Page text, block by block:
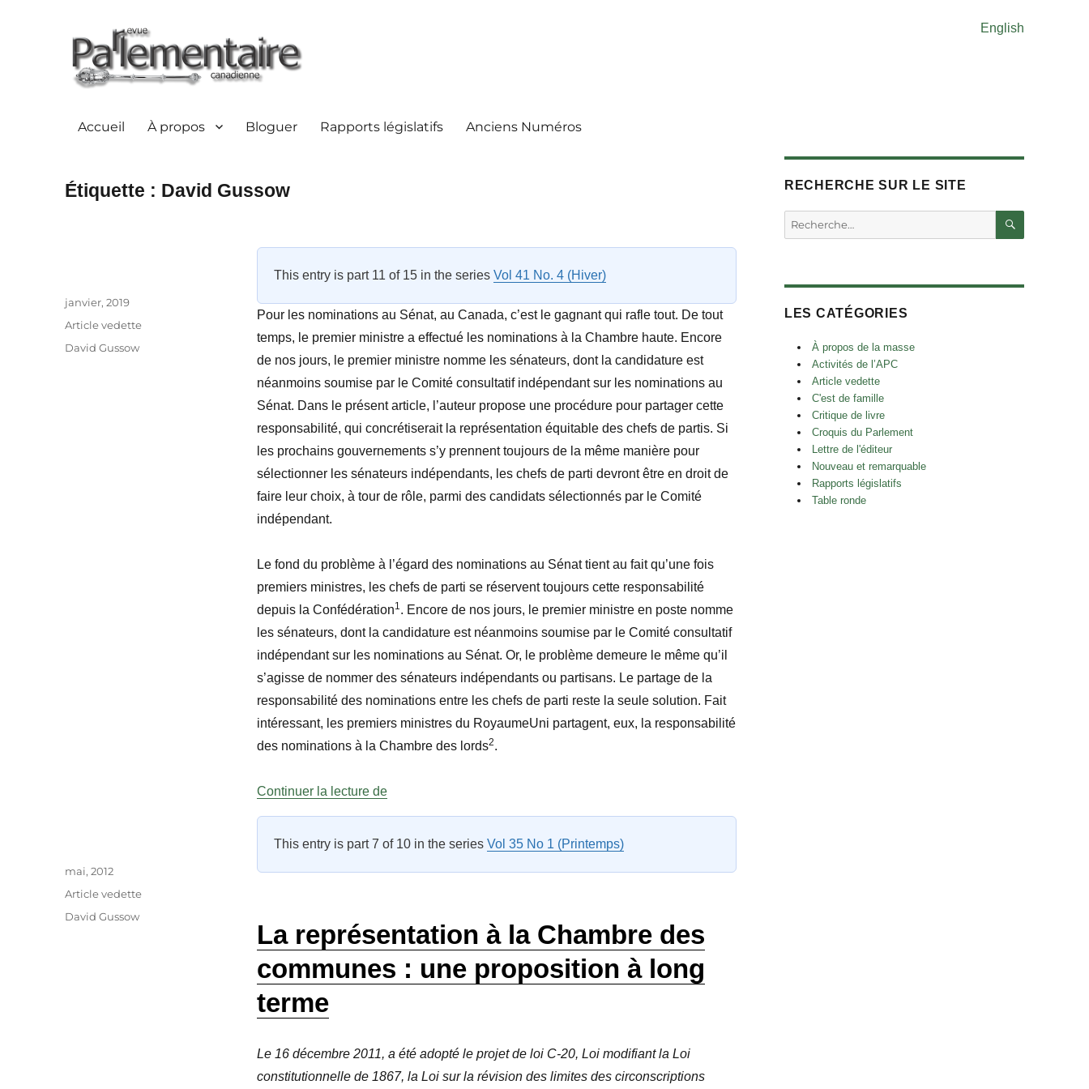
English
Accueil À propos Bloguer Rapports législatifs Anciens Numéros
Étiquette : David Gussow
This entry is part 11 of 15 in the series Vol 41 No. 4 (Hiver)
Pour les nominations au Sénat, au Canada, c’est le gagnant qui rafle tout. De tout
temps, le premier ministre a effectué les nominations à la Chambre haute. Encore
de nos jours, le premier ministre nomme les sénateurs, dont la candidature est
néanmoins soumise par le Comité consultatif indépendant sur les nominations au
Sénat. Dans le présent article, l’auteur propose une procédure pour partager cette
responsabilité, qui concrétiserait la représentation équitable des chefs de partis. Si
les prochains gouvernements s’y prennent toujours de la même manière pour
sélectionner les sénateurs indépendants, les chefs de parti devront être en droit de
faire leur choix, à tour de rôle, parmi des candidats sélectionnés par le Comité
indépendant.
Le fond du problème à l’égard des nominations au Sénat tient au fait qu’une fois
premiers ministres, les chefs de parti se réservent toujours cette responsabilité
depuis la Confédération1. Encore de nos jours, le premier ministre en poste nomme
les sénateurs, dont la candidature est néanmoins soumise par le Comité consultatif
indépendant sur les nominations au Sénat. Or, le problème demeure le même qu’il
s’agisse de nommer des sénateurs indépendants ou partisans. Le partage de la
responsabilité des nominations entre les chefs de parti reste la seule solution. Fait
intéressant, les premiers ministres du RoyaumeUni partagent, eux, la responsabilité
des nominations à la Chambre des lords2.
Continuer la lecture de« Nominations au Sénat : le fond du problème »
Auteur
Publié
janvier, 2019
Catégories
Article vedette
Étiquettes
David Gussow
This entry is part 7 of 10 in the series Vol 35 No 1 (Printemps)
La représentation à la Chambre des
communes : une proposition à long
terme
Le 16 décembre 2011, a été adopté le projet de loi C-20, Loi modifiant la Loi
constitutionnelle de 1867, la Loi sur la révision des limites des circonscriptions
Auteur
Publié
mai, 2012
Catégories
Article vedette
Étiquettes
David Gussow
RECHERCHE SUR LE SITE
Rechercher :
LES CATÉGORIES
À propos de la masse
Activités de l’APC
Article vedette
C'est de famille
Critique de livre
Croquis du Parlement
Lettre de l'éditeur
Nouveau et remarquable
Rapports législatifs
Table ronde